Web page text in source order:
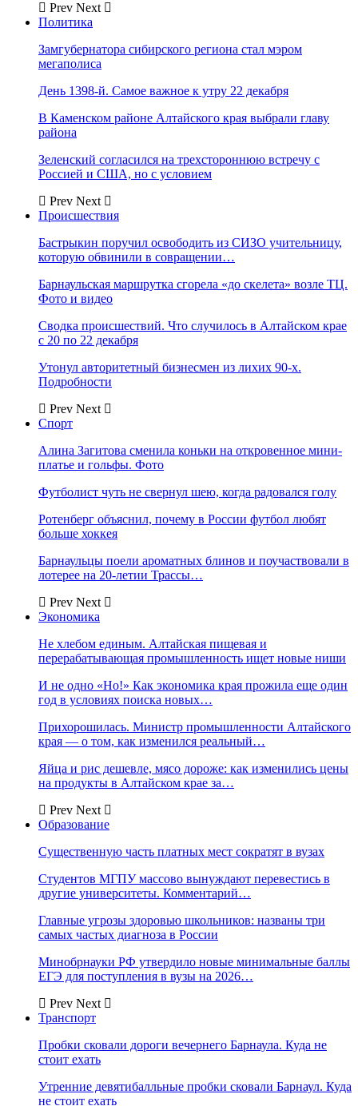
Prev Next
Политика
Замгубернатора сибирского региона стал мэром
мегаполиса
День 1398-й. Самое важное к утру 22 декабря
В Каменском районе Алтайского края выбрали главу
района
Зеленский согласился на трехстороннюю встречу с
Россией и США, но с условием
Prev Next
Происшествия
Бастрыкин поручил освободить из СИЗО учительницу,
которую обвинили в совращении…
Барнаульская маршрутка сгорела «до скелета» возле ТЦ.
Фото и видео
Сводка происшествий. Что случилось в Алтайском крае
с 20 по 22 декабря
Утонул авторитетный бизнесмен из лихих 90-х.
Подробности
Prev Next
Спорт
Алина Загитова сменила коньки на откровенное мини-
платье и гольфы. Фото
Футболист чуть не свернул шею, когда радовался голу
Ротенберг объяснил, почему в России футбол любят
больше хоккея
Барнаульцы поели ароматных блинов и поучаствовали в
лотерее на 20-летии Трассы…
Prev Next
Экономика
Не хлебом единым. Алтайская пищевая и
перерабатывающая промышленность ищет новые ниши
И не одно «Но!» Как экономика края прожила еще один
год в условиях поиска новых…
Прихорошилась. Министр промышленности Алтайского
края — о том, как изменился реальный…
Яйца и рис дешевле, мясо дороже: как изменились цены
на продукты в Алтайском крае за…
Prev Next
Образование
Существенную часть платных мест сократят в вузах
Студентов МГПУ массово вынуждают перевестись в
другие университеты. Комментарий…
Главные угрозы здоровью школьников: названы три
самых частых диагноза в России
Минобрнауки РФ утвердило новые минимальные баллы
ЕГЭ для поступления в вузы на 2026…
Prev Next
Транспорт
Пробки сковали дороги вечернего Барнаула. Куда не
стоит ехать
Утренние девятибалльные пробки сковали Барнаул. Куда
не стоит ехать